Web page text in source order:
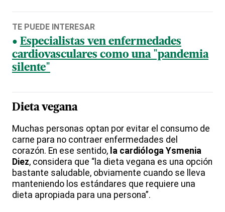
TE PUEDE INTERESAR
Especialistas ven enfermedades
cardiovasculares como una "pandemia
silente"
Dieta vegana
Muchas personas optan por evitar el consumo de
carne para no contraer enfermedades del
corazón. En ese sentido, la cardióloga Ysmenia
Diez, considera que “la dieta vegana es una opción
bastante saludable, obviamente cuando se lleva
manteniendo los estándares que requiere una
dieta apropiada para una persona”.